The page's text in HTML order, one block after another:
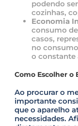
podendo
cozinhas,
Economia
consumo
casos,
no
o constante
Como Escolher o
Ao procurar o
importante
que o aparelho
necessidades.